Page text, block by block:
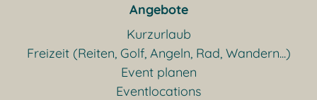
Angebote
Kurzurlaub
Freizeit (Reiten, Golf, Angeln, Rad, Wandern...)
Event planen
Eventlocations